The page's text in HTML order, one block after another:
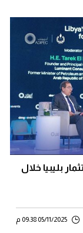
بليبيا خلال
05/11/2025 09:38 م